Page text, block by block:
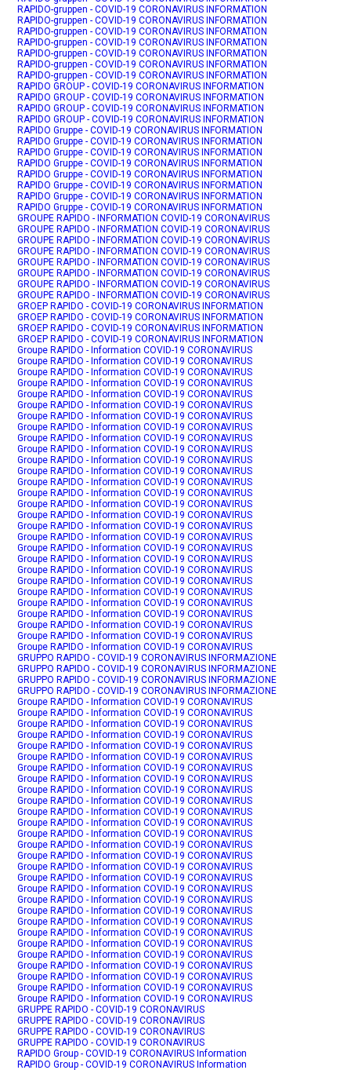
RAPIDO-gruppen - COVID-19 CORONAVIRUS INFORMATION
RAPIDO-gruppen - COVID-19 CORONAVIRUS INFORMATION
RAPIDO-gruppen - COVID-19 CORONAVIRUS INFORMATION
RAPIDO-gruppen - COVID-19 CORONAVIRUS INFORMATION
RAPIDO-gruppen - COVID-19 CORONAVIRUS INFORMATION
RAPIDO-gruppen - COVID-19 CORONAVIRUS INFORMATION
RAPIDO-gruppen - COVID-19 CORONAVIRUS INFORMATION
RAPIDO GROUP - COVID-19 CORONAVIRUS INFORMATION
RAPIDO GROUP - COVID-19 CORONAVIRUS INFORMATION
RAPIDO GROUP - COVID-19 CORONAVIRUS INFORMATION
RAPIDO GROUP - COVID-19 CORONAVIRUS INFORMATION
RAPIDO Gruppe - COVID-19 CORONAVIRUS INFORMATION
RAPIDO Gruppe - COVID-19 CORONAVIRUS INFORMATION
RAPIDO Gruppe - COVID-19 CORONAVIRUS INFORMATION
RAPIDO Gruppe - COVID-19 CORONAVIRUS INFORMATION
RAPIDO Gruppe - COVID-19 CORONAVIRUS INFORMATION
RAPIDO Gruppe - COVID-19 CORONAVIRUS INFORMATION
RAPIDO Gruppe - COVID-19 CORONAVIRUS INFORMATION
RAPIDO Gruppe - COVID-19 CORONAVIRUS INFORMATION
GROUPE RAPIDO - INFORMATION COVID-19 CORONAVIRUS
GROUPE RAPIDO - INFORMATION COVID-19 CORONAVIRUS
GROUPE RAPIDO - INFORMATION COVID-19 CORONAVIRUS
GROUPE RAPIDO - INFORMATION COVID-19 CORONAVIRUS
GROUPE RAPIDO - INFORMATION COVID-19 CORONAVIRUS
GROUPE RAPIDO - INFORMATION COVID-19 CORONAVIRUS
GROUPE RAPIDO - INFORMATION COVID-19 CORONAVIRUS
GROUPE RAPIDO - INFORMATION COVID-19 CORONAVIRUS
GROEP RAPIDO - COVID-19 CORONAVIRUS INFORMATION
GROEP RAPIDO - COVID-19 CORONAVIRUS INFORMATION
GROEP RAPIDO - COVID-19 CORONAVIRUS INFORMATION
GROEP RAPIDO - COVID-19 CORONAVIRUS INFORMATION
Groupe RAPIDO - Information COVID-19 CORONAVIRUS
Groupe RAPIDO - Information COVID-19 CORONAVIRUS
Groupe RAPIDO - Information COVID-19 CORONAVIRUS
Groupe RAPIDO - Information COVID-19 CORONAVIRUS
Groupe RAPIDO - Information COVID-19 CORONAVIRUS
Groupe RAPIDO - Information COVID-19 CORONAVIRUS
Groupe RAPIDO - Information COVID-19 CORONAVIRUS
Groupe RAPIDO - Information COVID-19 CORONAVIRUS
Groupe RAPIDO - Information COVID-19 CORONAVIRUS
Groupe RAPIDO - Information COVID-19 CORONAVIRUS
Groupe RAPIDO - Information COVID-19 CORONAVIRUS
Groupe RAPIDO - Information COVID-19 CORONAVIRUS
Groupe RAPIDO - Information COVID-19 CORONAVIRUS
Groupe RAPIDO - Information COVID-19 CORONAVIRUS
Groupe RAPIDO - Information COVID-19 CORONAVIRUS
Groupe RAPIDO - Information COVID-19 CORONAVIRUS
Groupe RAPIDO - Information COVID-19 CORONAVIRUS
Groupe RAPIDO - Information COVID-19 CORONAVIRUS
Groupe RAPIDO - Information COVID-19 CORONAVIRUS
Groupe RAPIDO - Information COVID-19 CORONAVIRUS
Groupe RAPIDO - Information COVID-19 CORONAVIRUS
Groupe RAPIDO - Information COVID-19 CORONAVIRUS
Groupe RAPIDO - Information COVID-19 CORONAVIRUS
Groupe RAPIDO - Information COVID-19 CORONAVIRUS
Groupe RAPIDO - Information COVID-19 CORONAVIRUS
Groupe RAPIDO - Information COVID-19 CORONAVIRUS
Groupe RAPIDO - Information COVID-19 CORONAVIRUS
Groupe RAPIDO - Information COVID-19 CORONAVIRUS
GRUPPO RAPIDO - COVID-19 CORONAVIRUS INFORMAZIONE
GRUPPO RAPIDO - COVID-19 CORONAVIRUS INFORMAZIONE
GRUPPO RAPIDO - COVID-19 CORONAVIRUS INFORMAZIONE
GRUPPO RAPIDO - COVID-19 CORONAVIRUS INFORMAZIONE
Groupe RAPIDO - Information COVID-19 CORONAVIRUS
Groupe RAPIDO - Information COVID-19 CORONAVIRUS
Groupe RAPIDO - Information COVID-19 CORONAVIRUS
Groupe RAPIDO - Information COVID-19 CORONAVIRUS
Groupe RAPIDO - Information COVID-19 CORONAVIRUS
Groupe RAPIDO - Information COVID-19 CORONAVIRUS
Groupe RAPIDO - Information COVID-19 CORONAVIRUS
Groupe RAPIDO - Information COVID-19 CORONAVIRUS
Groupe RAPIDO - Information COVID-19 CORONAVIRUS
Groupe RAPIDO - Information COVID-19 CORONAVIRUS
Groupe RAPIDO - Information COVID-19 CORONAVIRUS
Groupe RAPIDO - Information COVID-19 CORONAVIRUS
Groupe RAPIDO - Information COVID-19 CORONAVIRUS
Groupe RAPIDO - Information COVID-19 CORONAVIRUS
Groupe RAPIDO - Information COVID-19 CORONAVIRUS
Groupe RAPIDO - Information COVID-19 CORONAVIRUS
Groupe RAPIDO - Information COVID-19 CORONAVIRUS
Groupe RAPIDO - Information COVID-19 CORONAVIRUS
Groupe RAPIDO - Information COVID-19 CORONAVIRUS
Groupe RAPIDO - Information COVID-19 CORONAVIRUS
Groupe RAPIDO - Information COVID-19 CORONAVIRUS
Groupe RAPIDO - Information COVID-19 CORONAVIRUS
Groupe RAPIDO - Information COVID-19 CORONAVIRUS
Groupe RAPIDO - Information COVID-19 CORONAVIRUS
Groupe RAPIDO - Information COVID-19 CORONAVIRUS
Groupe RAPIDO - Information COVID-19 CORONAVIRUS
Groupe RAPIDO - Information COVID-19 CORONAVIRUS
Groupe RAPIDO - Information COVID-19 CORONAVIRUS
GRUPPE RAPIDO - COVID-19 CORONAVIRUS
GRUPPE RAPIDO - COVID-19 CORONAVIRUS
GRUPPE RAPIDO - COVID-19 CORONAVIRUS
GRUPPE RAPIDO - COVID-19 CORONAVIRUS
RAPIDO Group - COVID-19 CORONAVIRUS Information
RAPIDO Group - COVID-19 CORONAVIRUS Information